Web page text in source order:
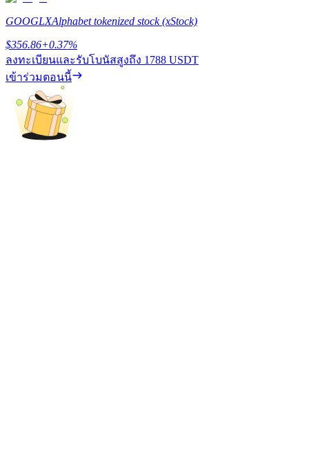
กิจกรรมเพิ่มเติม
รับรางวัลและสิทธิพิเศษสุดพิเศษ
ศูนย์รางวัล
GOOGLXAlphabet tokenized stock (xStock)
$356.86+0.37%
ลงทะเบียนและรับโบนัสสูงถึง 1788 USDT
เข้าร่วมตอนนี้